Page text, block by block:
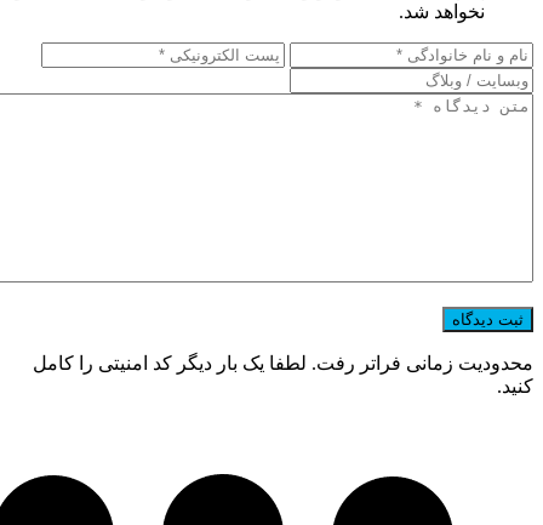
نخواهد شد.
محدودیت زمانی فراتر رفت. لطفا یک بار دیگر کد امنیتی را کامل
کنید.